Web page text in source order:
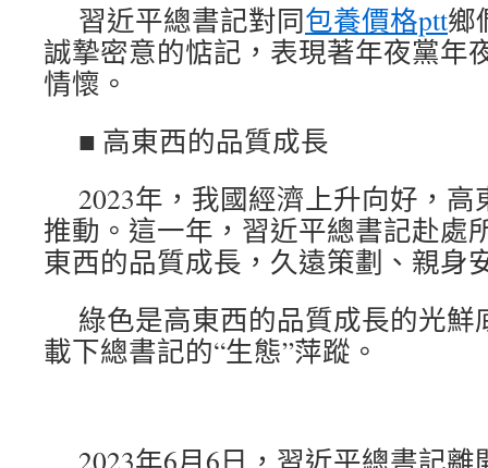
習近平總書記對同包養價格ptt鄉
誠摯密意的惦記，表現著年夜黨年
情懷。
■ 高東西的品質成長
2023年，我國經濟上升向好，
推動。這一年，習近平總書記赴處
東西的品質成長，久遠策劃、親身
綠色是高東西的品質成長的光
載下總書記的“生態”萍蹤。
2023年6月6日，習近平總書記